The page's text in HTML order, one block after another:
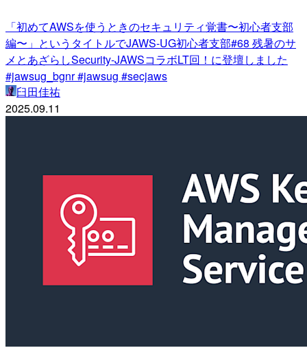
「初めてAWSを使うときのセキュリティ覚書〜初心者支部
編〜」というタイトルでJAWS-UG初心者支部#68 残暑のサ
メとあざらしSecurity-JAWSコラボLT回！に登壇しました
#jawsug_bgnr #jawsug #secjaws
臼田佳祐
2025.09.11